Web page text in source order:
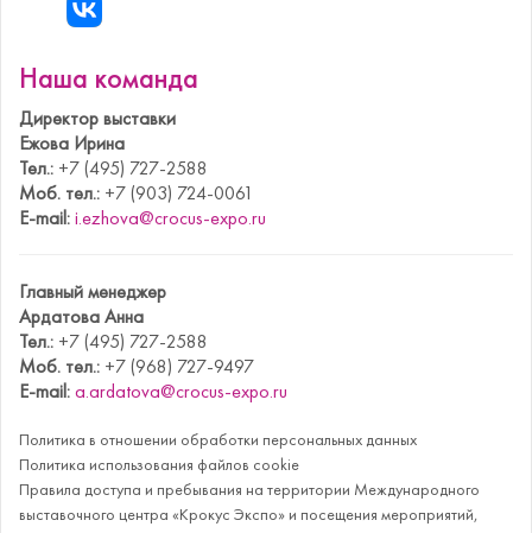
Наша команда
Директор выставки
Ежова Ирина
Тел.: +7 (495) 727-2588
Моб. тел.: +7 (903) 724-0061
E-mail:i.ezhova@crocus-expo.ru
Главный менеджер
Ардатова Анна
Тел.: +7 (495) 727-2588
Моб. тел.: +7 (968) 727-9497
E-mail:a.ardatova@crocus-expo.ru
Политика в отношении обработки персональных данных
Политика использования файлов cookie
Правила доступа и пребывания на территории Международного
выставочного центра «Крокус Экспо» и посещения мероприятий,